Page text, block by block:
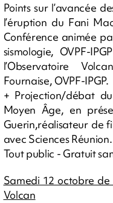
Points sur l’avancée
l’éruption du Fani
Conférence animée
sismologie, OVPF-
l’Observatoire
Fournaise, OVPF-IPGP.
+ Projection/débat
Moyen Âge, en
Guerin,réalisateur de
avec Sciences Réunion.
Tout public - Gratuit
Samedi 12 octobre
Volcan